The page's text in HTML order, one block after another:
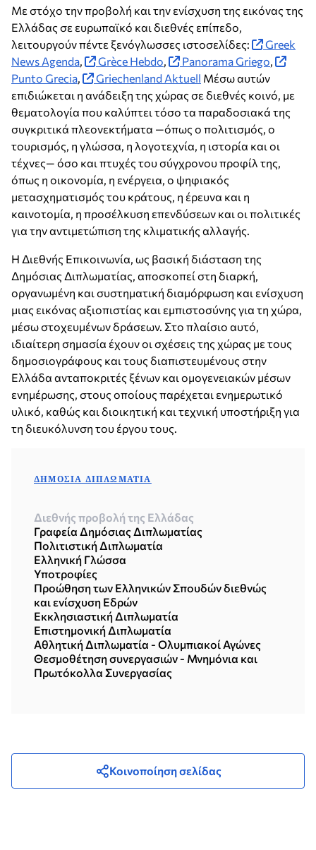
Με στόχο την προβολή και την ενίσχυση της εικόνας της
Ελλάδας σε ευρωπαϊκό και διεθνές επίπεδο,
λειτουργούν πέντε ξενόγλωσσες ιστοσελίδες:
Greek
News Agenda, Grèce Hebdo, Panorama Griego,
Punto Grecia, Griechenland Aktuell Μέσω αυτών
επιδιώκεται η ανάδειξη της χώρας σε διεθνές κοινό, με
θεματολογία που καλύπτει τόσο τα παραδοσιακά της
συγκριτικά πλεονεκτήματα —όπως ο πολιτισμός, ο
τουρισμός, η γλώσσα, η λογοτεχνία, η ιστορία και οι
τέχνες— όσο και πτυχές του σύγχρονου προφίλ της,
όπως η οικονομία, η ενέργεια, ο ψηφιακός
μετασχηματισμός του κράτους, η έρευνα και η
καινοτομία, η προσέλκυση επενδύσεων και οι πολιτικές
για την αντιμετώπιση της κλιματικής αλλαγής.
Η Διεθνής Επικοινωνία, ως βασική διάσταση της
Δημόσιας Διπλωματίας, αποσκοπεί στη διαρκή,
οργανωμένη και συστηματική διαμόρφωση και ενίσχυση
μιας εικόνας αξιοπιστίας και εμπιστοσύνης για τη χώρα,
μέσω στοχευμένων δράσεων. Στο πλαίσιο αυτό,
ιδιαίτερη σημασία έχουν οι σχέσεις της χώρας με τους
δημοσιογράφους και τους διαπιστευμένους στην
Ελλάδα ανταποκριτές ξένων και ομογενειακών μέσων
ενημέρωσης, στους οποίους παρέχεται ενημερωτικό
υλικό, καθώς και διοικητική και τεχνική υποστήριξη για
τη διευκόλυνση του έργου τους.
ΔΗΜΌΣΙΑ ΔΙΠΛΩΜΑΤΊΑ
Διεθνής προβολή της Ελλάδας
Γραφεία Δημόσιας Διπλωματίας
Πολιτιστική Διπλωματία
Ελληνική Γλώσσα
Υποτροφίες
Προώθηση των Ελληνικών Σπουδών διεθνώς
και ενίσχυση Εδρών
Εκκλησιαστική Διπλωματία
Επιστημονική Διπλωματία
Αθλητική Διπλωματία - Ολυμπιακοί Αγώνες
Θεσμοθέτηση συνεργασιών - Μνημόνια και
Πρωτόκολλα Συνεργασίας
Κοινοποίηση σελίδας